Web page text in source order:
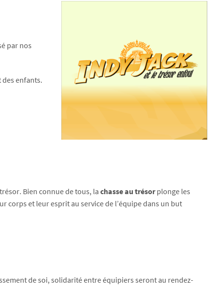
par nos
enfants.
Bien connue de tous, la chasse au trésorplonge les
corps et leur esprit au service de l’équipe dans un but
de soi, solidarité entre équipiers seront au rendez-